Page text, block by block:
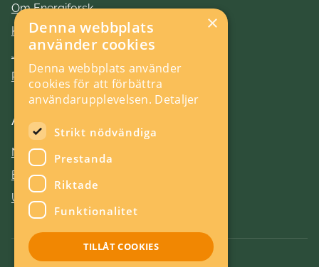
Om Energiforsk
Kontakt
Jobba hos oss
Press
Aktuellt
Nyheter
Evenemang
Utlysningar
×
Denna webbplats
använder cookies
Denna webbplats använder
cookies för att förbättra
användarupplevelsen. Detaljer
Strikt nödvändiga
Prestanda
Riktade
Funktionalitet
TILLÅT COOKIES